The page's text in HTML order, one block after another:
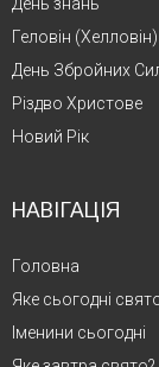
День знань
Геловін (Хелловін)
День Збройних
Різдво Христове
Новий Рік
НАВІГАЦІЯ
Головна
Яке сьогодні
Іменини сьогодні